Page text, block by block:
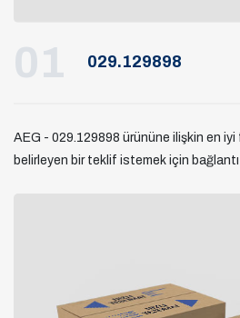
01 029.129898
AEG - 029.129898 ürününe ilişkin en
belirleyen bir teklif istemek için bağlantı